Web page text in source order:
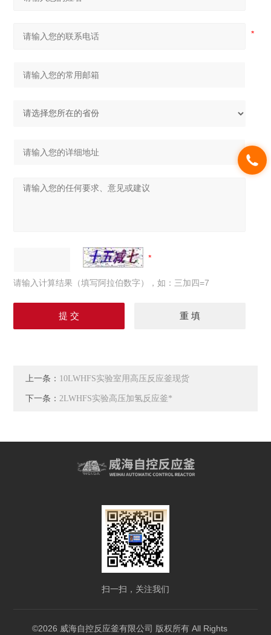
请输入计算结果（填写阿拉伯数字），如：三加四=7
上一条： 10LWHFS实验室用高压反应釜现货
下一条： 2LWHFS实验高压加氢反应釜*
扫一扫，关注我们
©2026 威海自控反应釜有限公司 版权所有 All Rights